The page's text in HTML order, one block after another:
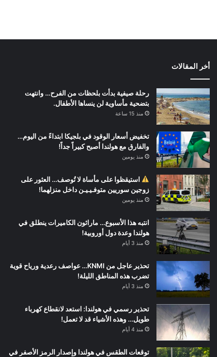
أخر المقالات
رحلة صيفية بدأت بلحظات من الفرح… وانتهت
بتضحية مأساوية لن ينساها الأطفال.
منذ 15 ساعة
تخفيض أسعار الوقود في بلجيكا ابتداءً من اليوم…
والفارق مع هولندا أصبح كبيراً جداً!
منذ يومين
استيقظوا على مأساة لا تُوصف… العثور على
زوجين سوريين متوفـيـيـن داخل منزلهما!
منذ يومين
انتبه هذا الأسبوع… ماراثون الكاميرات ينطلق في
هولندا وعدة دول أوروبية!
منذ 3 أيام
تحذير عاجل من KNMI… عواصف رعدية ورياح قوية
تضرب هذه المناطق الليلة!
منذ 3 أيام
تحذير رسمي في هولندا: استعد لانقطاع كهرباء
طويل… وهذه الأشياء قد لا تعمل!
منذ 4 أيام
توقعات الطقس في هولندا وإصدار الرمز الأصفر في